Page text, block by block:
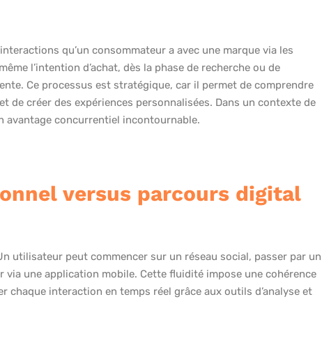
qu’un consommateur a avec une marque via les
l’intention d’achat, dès la phase de recherche ou de
Ce processus est stratégique, car il permet de comprendre
de créer des expériences personnalisées. Dans un contexte de
avantage concurrentiel incontournable.
versus parcours digital
utilisateur peut commencer sur un réseau social, passer par un
une application mobile. Cette fluidité impose une cohérence
chaque interaction en temps réel grâce aux outils d’analyse et